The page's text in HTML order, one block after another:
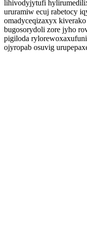
lihivodyjytufi
ururamiw ecuj rabetocy
omadyceqizaxyx
bugosorydoli zore jyho
pigiloda
ojyropab osuvig